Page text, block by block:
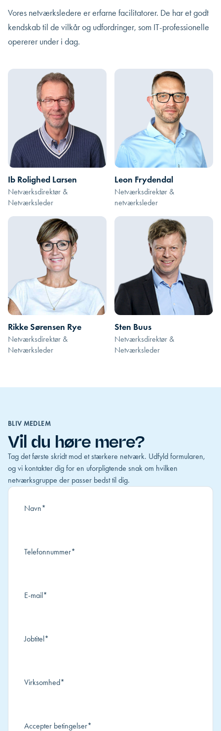
Vores netværksledere er erfarne facilitatorer. De har et godt
kendskab til de vilkår og udfordringer, som IT-professionelle
opererer under i dag.
Ib Rolighed Larsen
Netværksdirektør &
Netværksleder
Leon Frydendal
Netværksdirektør &
netværksleder
Rikke Sørensen Rye
Netværksdirektør &
Netværksleder
Sten Buus
Netværksdirektør &
Netværksleder
BLIV MEDLEM
Vil du høre mere?
Tag det første skridt mod et stærkere netværk. Udfyld formularen,
og vi kontakter dig for en uforpligtende snak om hvilken
netværksgruppe der passer bedst til dig.
Navn*
Telefonnummer*
E-mail*
Jobtitel*
Virksomhed*
Accepter betingelser*